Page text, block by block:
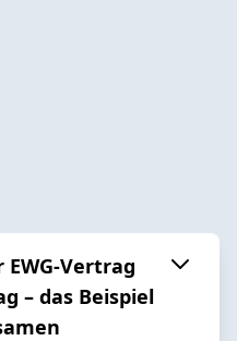
EWG-Vertrag
– das Beispiel